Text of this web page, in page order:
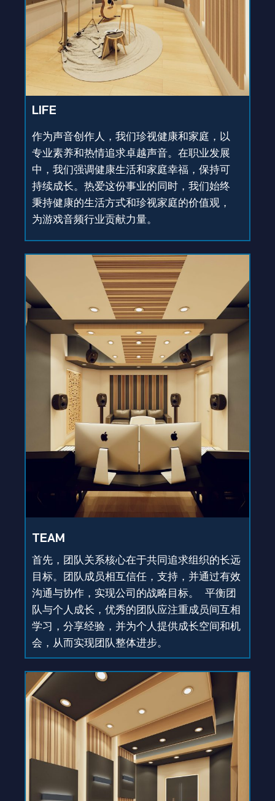
LIFE
作为声音创作人，我们珍视健康和家庭，以
专业素养和热情追求卓越声音。在职业发展
中，我们强调健康生活和家庭幸福，保持可
持续成长。热爱这份事业的同时，我们始终
秉持健康的生活方式和珍视家庭的价值观，
为游戏音频行业贡献力量。
TEAM
首先，团队关系核心在于共同追求组织的长远
目标。团队成员相互信任，支持，并通过有效
沟通与协作，实现公司的战略目标。 平衡团
队与个人成长，优秀的团队应注重成员间互相
学习，分享经验，并为个人提供成长空间和机
会，从而实现团队整体进步。